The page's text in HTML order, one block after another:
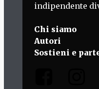
indipendente
Chi siamo
Autori
Sostieni e